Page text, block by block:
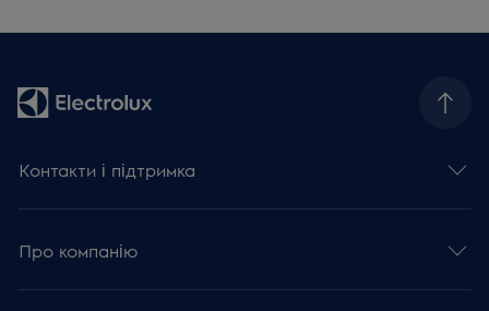
Контакти і підтримка
Про компанію